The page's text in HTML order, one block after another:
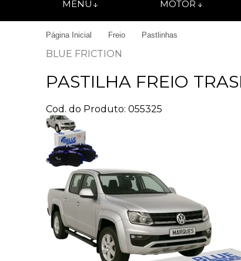
MENU MOTOR
Página Inicial Freio Pastlinhas
BLUE FRICTION
PASTILHA FREIO
Cod. do Produto: 055325